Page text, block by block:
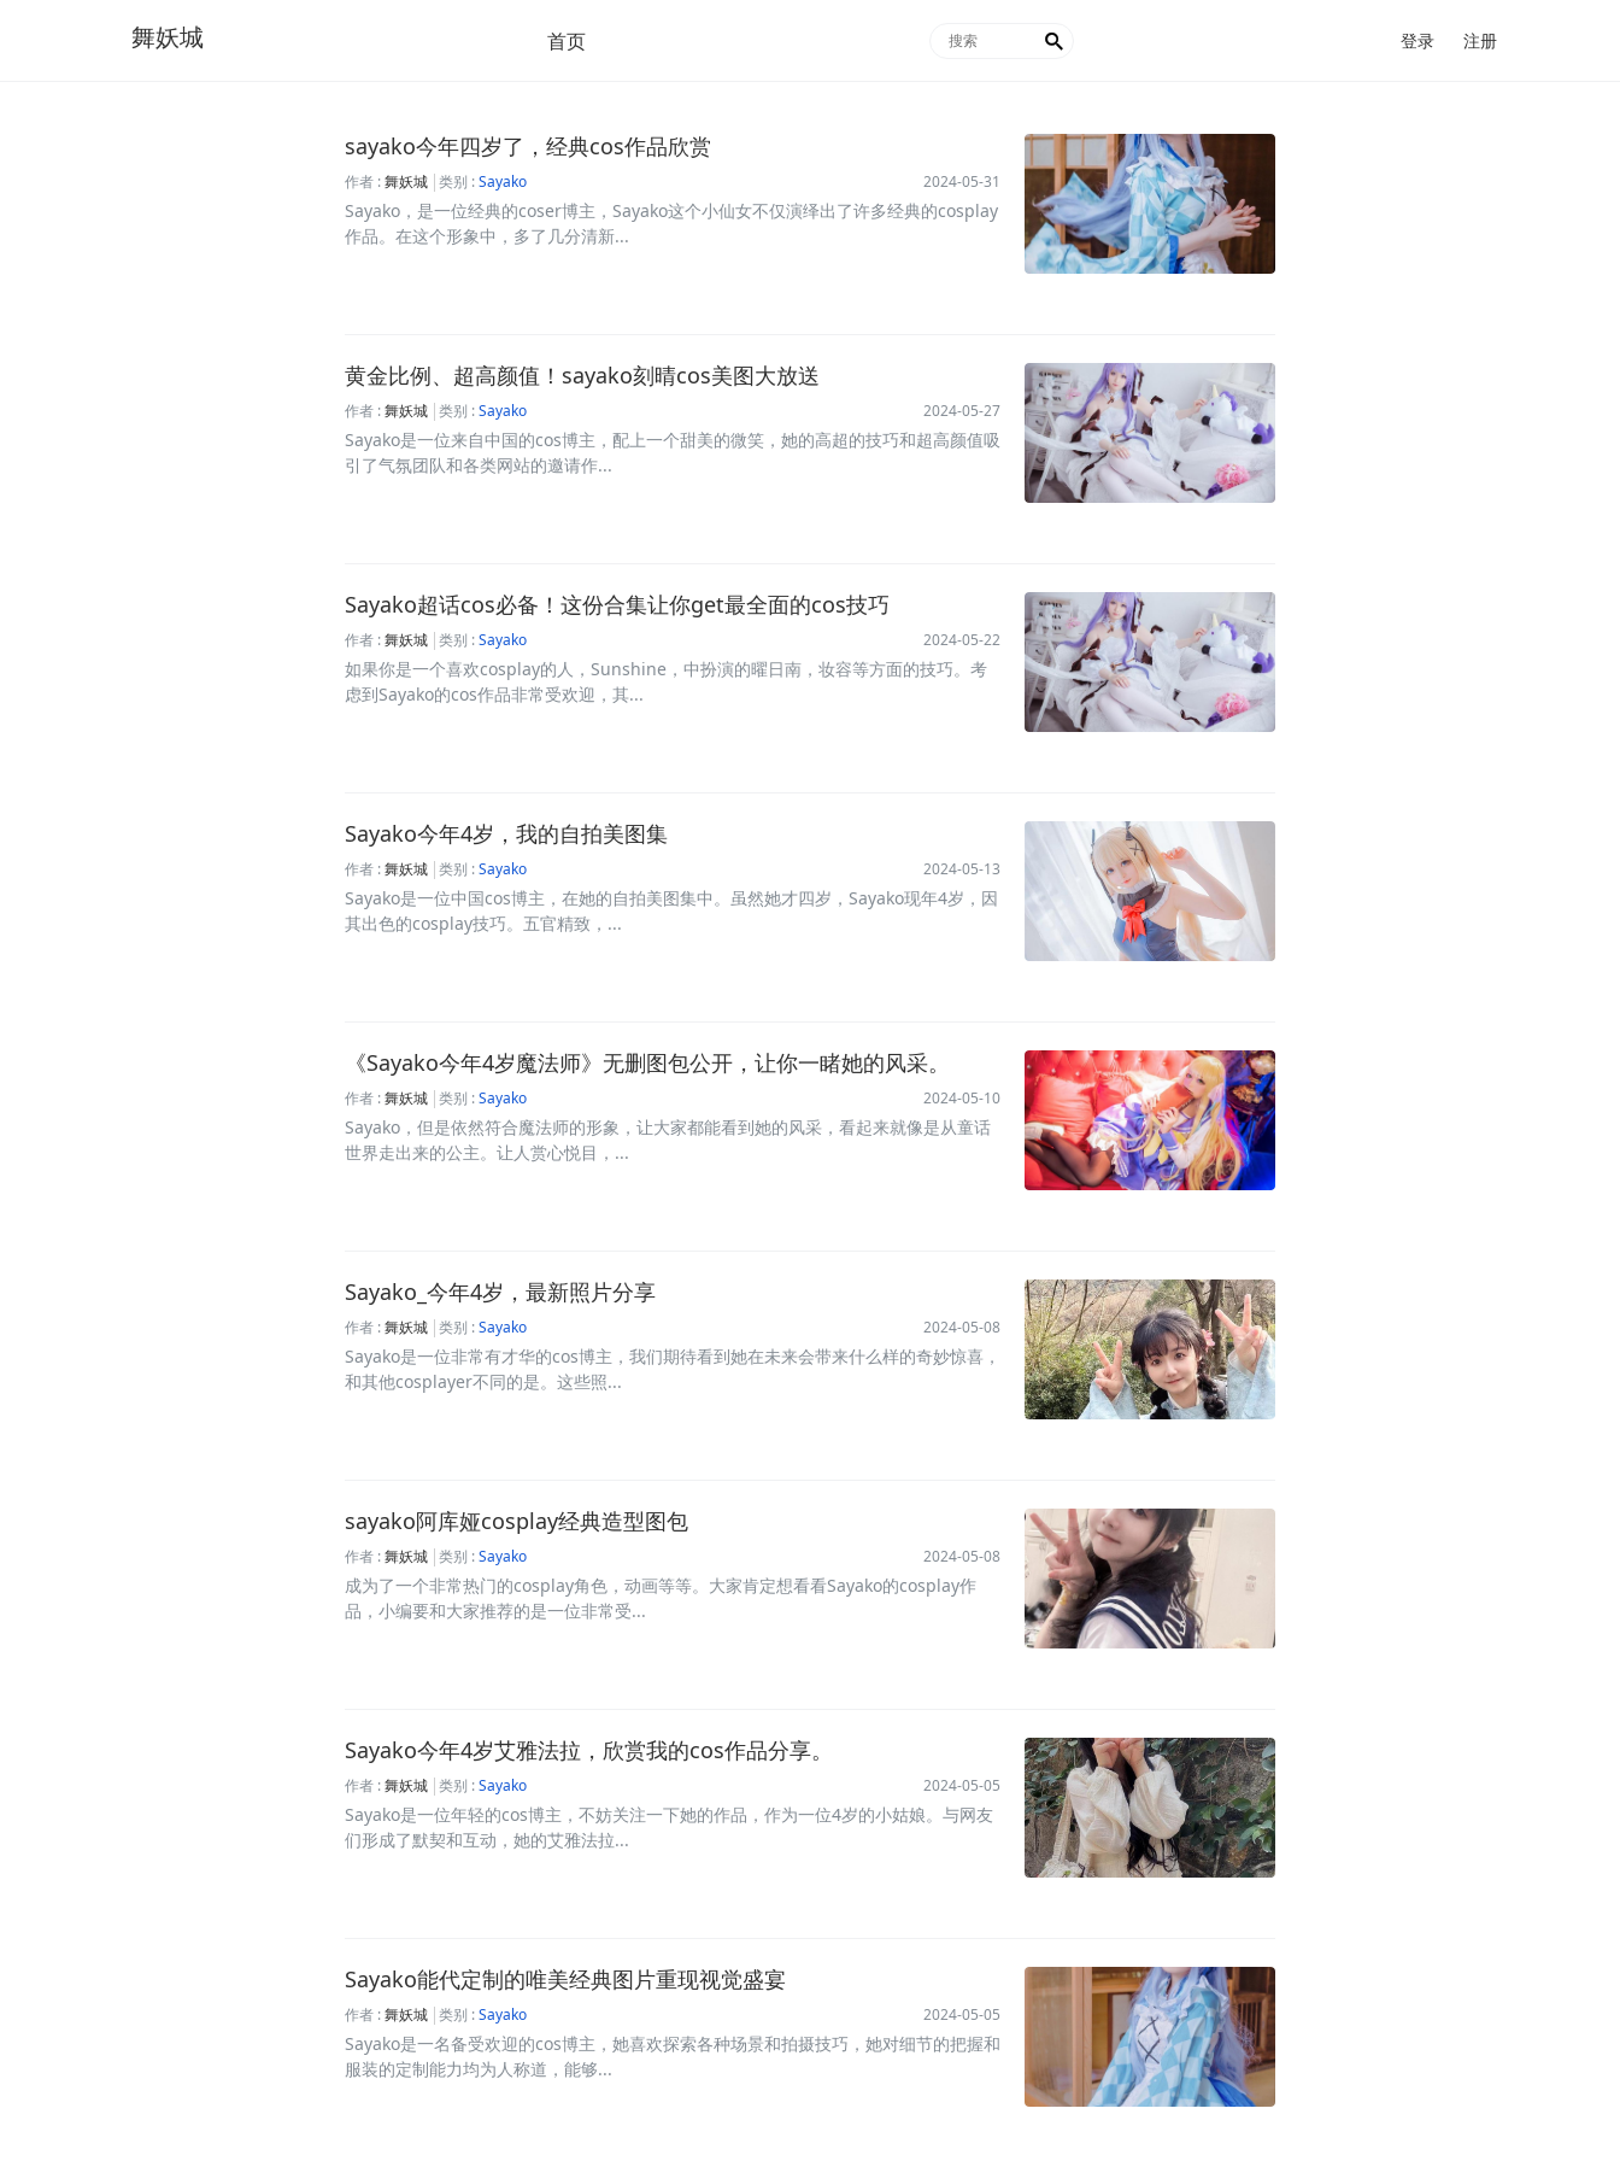
舞妖城 首页  登录 注册
sayako今年四岁了，经典cos作品欣赏
作者 :舞妖城 类别 :Sayako 2024-05-31
Sayako，是一位经典的coser博主，Sayako这个小仙女不仅演绎出了许多经典的cosplay
作品。在这个形象中，多了几分清新...
黄金比例、超高颜值！sayako刻晴cos美图大放送
作者 :舞妖城 类别 :Sayako 2024-05-27
Sayako是一位来自中国的cos博主，配上一个甜美的微笑，她的高超的技巧和超高颜值吸
引了气氛团队和各类网站的邀请作...
Sayako超话cos必备！这份合集让你get最全面的cos技巧
作者 :舞妖城 类别 :Sayako 2024-05-22
如果你是一个喜欢cosplay的人，Sunshine，中扮演的曜日南，妆容等方面的技巧。考
虑到Sayako的cos作品非常受欢迎，其...
Sayako今年4岁，我的自拍美图集
作者 :舞妖城 类别 :Sayako 2024-05-13
Sayako是一位中国cos博主，在她的自拍美图集中。虽然她才四岁，Sayako现年4岁，因
其出色的cosplay技巧。五官精致，...
《Sayako今年4岁魔法师》无删图包公开，让你一睹她的风采。
作者 :舞妖城 类别 :Sayako 2024-05-10
Sayako，但是依然符合魔法师的形象，让大家都能看到她的风采，看起来就像是从童话
世界走出来的公主。让人赏心悦目，...
Sayako_今年4岁，最新照片分享
作者 :舞妖城 类别 :Sayako 2024-05-08
Sayako是一位非常有才华的cos博主，我们期待看到她在未来会带来什么样的奇妙惊喜，
和其他cosplayer不同的是。这些照...
sayako阿库娅cosplay经典造型图包
作者 :舞妖城 类别 :Sayako 2024-05-08
成为了一个非常热门的cosplay角色，动画等等。大家肯定想看看Sayako的cosplay作
品，小编要和大家推荐的是一位非常受...
Sayako今年4岁艾雅法拉，欣赏我的cos作品分享。
作者 :舞妖城 类别 :Sayako 2024-05-05
Sayako是一位年轻的cos博主，不妨关注一下她的作品，作为一位4岁的小姑娘。与网友
们形成了默契和互动，她的艾雅法拉...
Sayako能代定制的唯美经典图片重现视觉盛宴
作者 :舞妖城 类别 :Sayako 2024-05-05
Sayako是一名备受欢迎的cos博主，她喜欢探索各种场景和拍摄技巧，她对细节的把握和
服装的定制能力均为人称道，能够...